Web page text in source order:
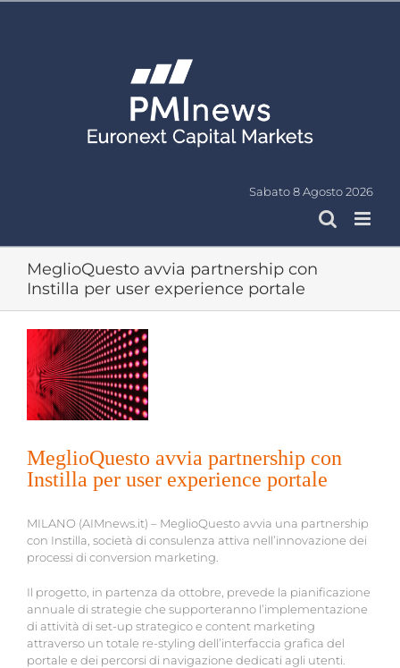
Sabato 8 Agosto 2026
MeglioQuesto avvia partnership con
Instilla per user experience portale
Ingrandisci
immagine
MeglioQuesto avvia partnership con
Instilla per user experience portale
MILANO (AIMnews.it) – MeglioQuesto avvia una partnership
con Instilla, società di consulenza attiva nell’innovazione dei
processi di conversion marketing.
Il progetto, in partenza da ottobre, prevede la pianificazione
annuale di strategie che supporteranno l’implementazione
di attività di set-up strategico e content marketing
attraverso un totale re-styling dell’interfaccia grafica del
portale e dei percorsi di navigazione dedicati agli utenti.